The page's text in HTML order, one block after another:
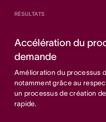
RÉSULTATS
Accélération du
demande
Amélioration du processus
notamment grâce au
un processus de création
rapide.